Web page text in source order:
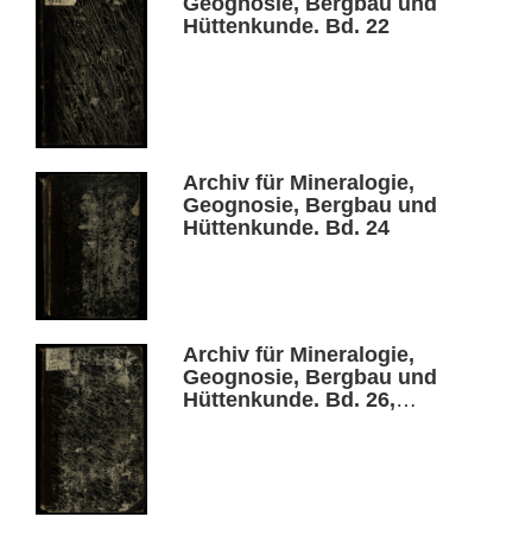
Hüttenkunde. Bd. 22
Archiv für Mineralogie,
Geognosie, Bergbau und
Hüttenkunde. Bd. 24
Archiv für Mineralogie,
Geognosie, Bergbau und
Hüttenkunde. Bd. 26,